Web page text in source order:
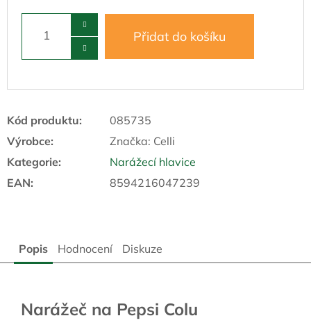
Přidat do košíku
Kód produktu:
085735
Výrobce:
Značka: Celli
Kategorie:
Narážecí hlavice
EAN: 8594216047239
Popis Hodnocení Diskuze
Narážeč na Pepsi Colu